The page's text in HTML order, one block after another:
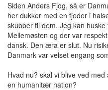
Siden Anders Fjog, så er
her dukker med en fjeder i
skubber til dem. Jeg kan
Mellemøsten og der var
dansk. Den æra er slut. Nu
Danmark var velset engang
Hvad nu? skal vi blive ved
en humanitær nation?